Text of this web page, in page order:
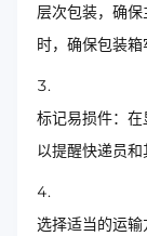
层次包装，确
时，确保包装箱
标记易损件：在
以提醒快递员和
选择适当的运